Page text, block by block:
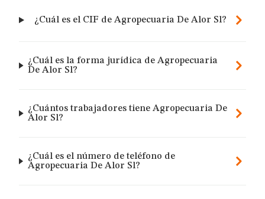
¿Cuál es el CIF de Agropecuaria De Alor Sl?
¿Cuál es la forma jurídica de Agropecuaria
De Alor Sl?
¿Cuántos trabajadores tiene Agropecuaria De
Alor Sl?
¿Cuál es el número de teléfono de
Agropecuaria De Alor Sl?